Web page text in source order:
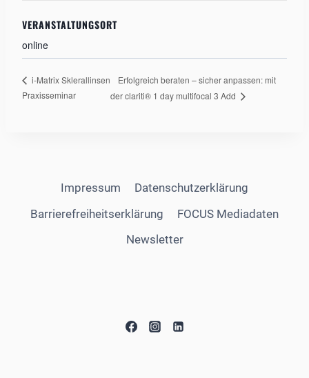
VERANSTALTUNGSORT
online
i-Matrix Sklerallinsen
Praxisseminar
Erfolgreich beraten – sicher anpassen: mit
der clariti® 1 day multifocal 3 Add
Impressum
Datenschutzerklärung
Barrierefreiheitserklärung
FOCUS Mediadaten
Newsletter